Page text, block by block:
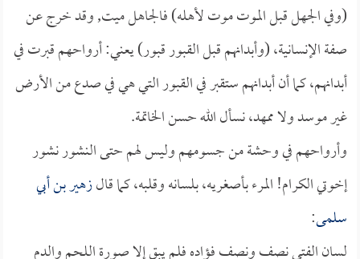
(وفي الجهل قبل الموت موت لأهله) فالجاهل ميت, وقد خرج عن
صفة الإنسانية، (وأبدانهم قبل القبور قبور) يعني: أرواحهم قبرت في
أبدانهم، كما أن أبدانهم ستقبر في القبور التي هي في صدع من الأرض
غير موسد ولا ممهد، نسأل الله حسن الخاتمة.
وأرواحهم في وحشة من جسومهم وليس لهم حتى النشور نشور
إخوتي الكرام! المرء بأصغريه، بلسانه وقلبه، كما قالزهير بن أبي
سلمى: